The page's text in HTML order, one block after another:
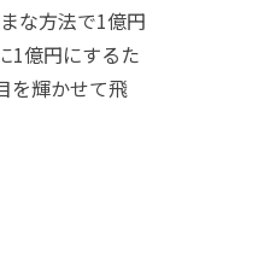
な方法で1億円
1億円にするた
を輝かせて飛